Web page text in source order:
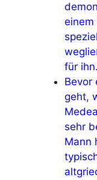
einem
für
Bevor
geht,
sehr
Mann